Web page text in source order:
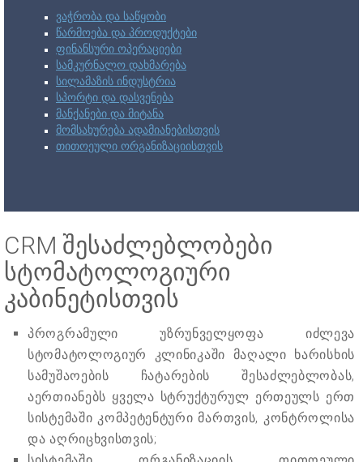
ვაჭრობა და საწყობი
წარმოება და პროდუქტები
ფინანსური ოპერაციები
სამკურნალო დახმარება
სილამაზის ინდუსტრია
სპორტი და დასვენება
მანქანები და მიტანა
მომსახურება ადამიანებისთვის
თითოეული ორგანიზაციისთვის
CRM შესაძლებლობები
სტომატოლოგიური
კაბინეტისთვის
პროგრამული უზრუნველყოფა იძლევა
სტომატოლოგიურ კლინიკაში მაღალი ხარისხის
სამუშაოების ჩატარების შესაძლებლობას,
აერთიანებს ყველა სტრუქტურულ ერთეულს ერთ
სისტემაში კომპეტენტური მართვის, კონტროლისა
და აღრიცხვისთვის;